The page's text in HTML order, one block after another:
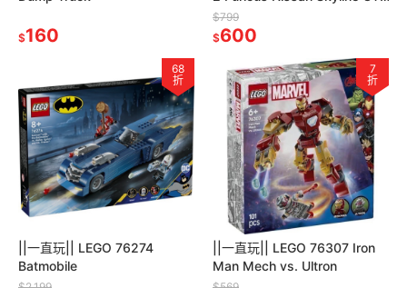
$160
R
$799
$600
68
折
||一直玩|| LEGO 76274
Batmobile
7
折
||一直玩|| LEGO 76307 Iron
Man Mech vs. Ultron